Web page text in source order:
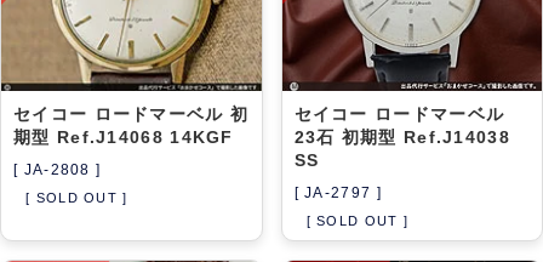
セイコー ロードマーベル 初
期型 Ref.J14068 14KGF
[ JA-2808 ]
[ SOLD OUT ]
セイコー ロードマーベル
23石 初期型 Ref.J14038
SS
[ JA-2797 ]
[ SOLD OUT ]